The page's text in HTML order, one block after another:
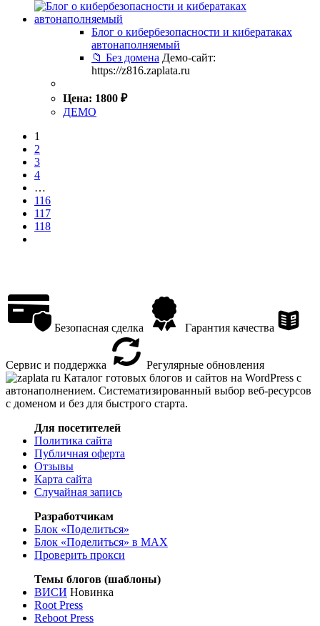
Блог о кибербезопасности и кибератаках
автонаполняемый
📁 Без домена Демо-сайт:
https://z816.zaplata.ru
Цена: 1800 ₽
ДЕМО
1
2
3
4
…
116
117
118
Безопасная сделка Гарантия качества
Сервис и поддержка
Регулярные обновления
Каталог готовых блогов и сайтов на WordPress с
автонаполнением. Систематизированный выбор веб-ресурсов
с доменом и без для быстрого старта.
Для посетителей
Политика сайта
Публичная оферта
Отзывы
Карта сайта
Случайная запись
Разработчикам
Блок «Поделиться»
Блок «Поделиться» в MAX
Проверить прокси
Темы блогов (шаблоны)
ВИСИ Новинка
Root Press
Reboot Press